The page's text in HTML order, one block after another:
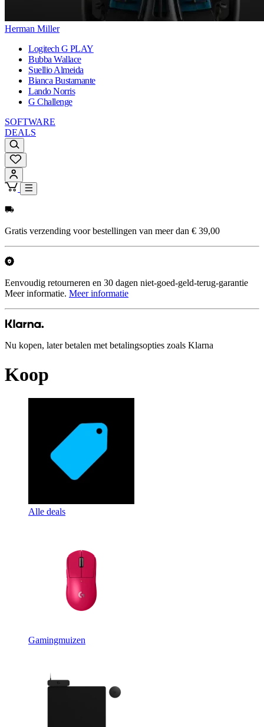
Herman Miller
Logitech G PLAY
Bubba Wallace
Suellio Almeida
Bianca Bustamante
Lando Norris
G Challenge
SOFTWARE
DEALS
Gratis verzending voor bestellingen van meer dan € 39,00
Eenvoudig retourneren en 30 dagen niet-goed-geld-terug-garantie
Meer informatie. Meer informatie
Nu kopen, later betalen met betalingsopties zoals Klarna
Koop
Alle deals
Gamingmuizen